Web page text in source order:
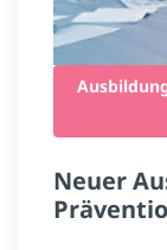
Neuer